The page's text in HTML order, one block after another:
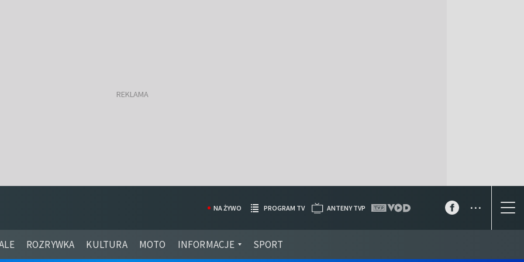
ROZRYWKA KULTURA MOTO INFORMACJE SPORT
NA ŻYWO PROGRAM TV ANTENY TVP ...